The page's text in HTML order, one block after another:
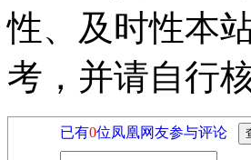
性、及时性本
考，并请自行
已有0位凤凰网友参与评论